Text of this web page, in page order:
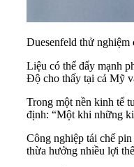
Duesenfeld thử
Liệu có thể đẩy mạnh
Độ cho thấy tại cả Mỹ
Trong một nền kinh tế
định: “Một khi những
Công nghiệp tái chế
thừa hưởng nhiều lợi